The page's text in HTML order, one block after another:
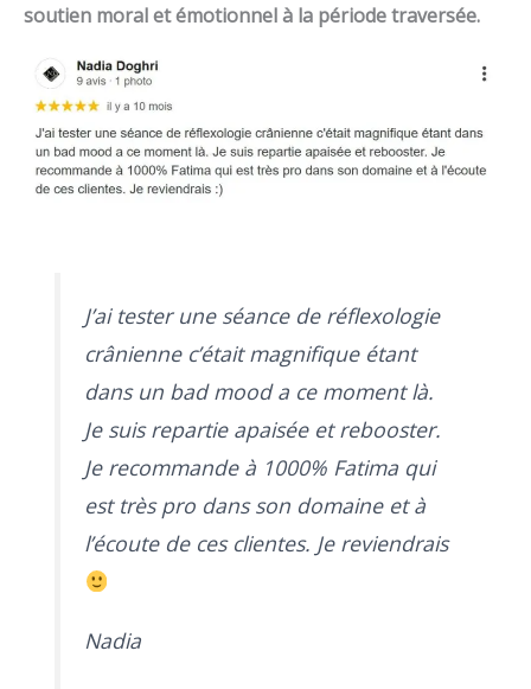
soutien moral et émotionnel à la période traversée.
J’ai tester une séance de réflexologie
crânienne c’était magnifique étant
dans un bad mood a ce moment là.
Je suis repartie apaisée et rebooster.
Je recommande à 1000% Fatima qui
est très pro dans son domaine et à
l’écoute de ces clientes. Je reviendrais
Nadia